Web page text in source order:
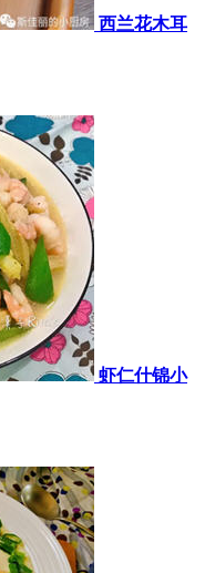
西兰花木耳
虾仁什锦小